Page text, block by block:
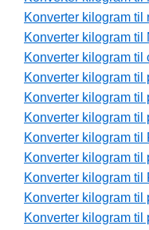
Konverter kilogram til
Konverter kilogram til
Konverter kilogram til
Konverter kilogram til
Konverter kilogram til
Konverter kilogram til
Konverter kilogram til
Konverter kilogram til
Konverter kilogram til
Konverter kilogram til
Konverter kilogram til